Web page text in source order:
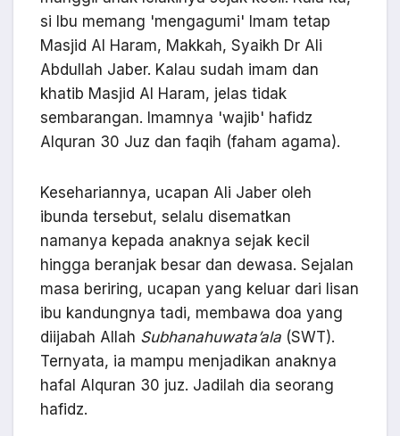
si Ibu memang 'mengagumi' Imam tetap
Masjid Al Haram, Makkah, Syaikh Dr Ali
Abdullah Jaber. Kalau sudah imam dan
khatib Masjid Al Haram, jelas tidak
sembarangan. Imamnya 'wajib' hafidz
Alquran 30 Juz dan faqih (faham agama).
Kesehariannya, ucapan Ali Jaber oleh
ibunda tersebut, selalu disematkan
namanya kepada anaknya sejak kecil
hingga beranjak besar dan dewasa. Sejalan
masa beriring, ucapan yang keluar dari lisan
ibu kandungnya tadi, membawa doa yang
diijabah Allah Subhanahuwata’ala (SWT).
Ternyata, ia mampu menjadikan anaknya
hafal Alquran 30 juz. Jadilah dia seorang
hafidz.